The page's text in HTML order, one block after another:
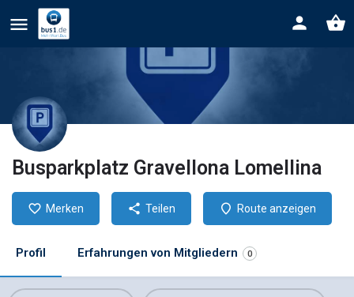
Busparkplatz Gravellona Lomellina
Merken Teilen Route anzeigen
Profil Erfahrungen von Mitgliedern 0